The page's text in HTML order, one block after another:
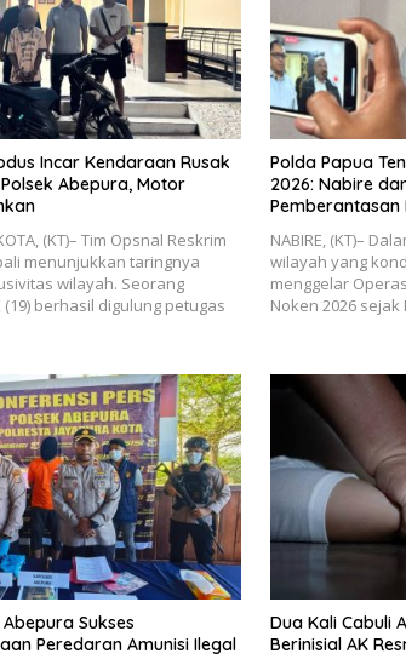
Incar Kendaraan Rusak
Abepura, Motor
(KT)– Tim Opsnal Reskrim
menunjukkan taringnya
wilayah. Seorang
berhasil digulung petugas
Polda Papua
2026: Nabire
Pemberantasan
NABIRE, (KT)–
wilayah yang
menggelar
Noken 2026
Sukses
Peredaran Amunisi Ilegal
Dua Kali Cabuli
Berinisial AK